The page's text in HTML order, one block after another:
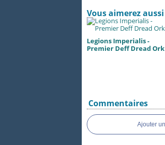
Vous aimerez aussi
Legions Imperialis -
Premier Deff Dread Ork
Commentaires
Ajouter